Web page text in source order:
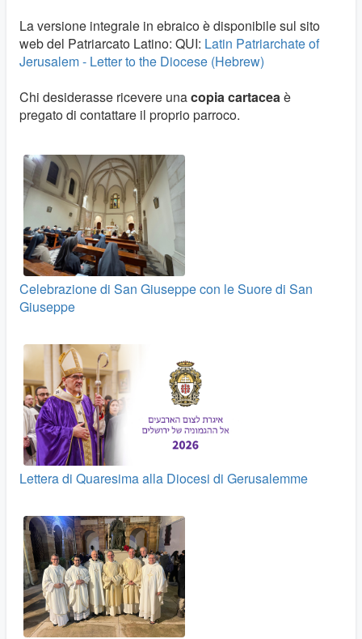
La versione integrale in ebraico è disponibile sul sito
web del Patriarcato Latino: QUI: Latin Patriarchate of
Jerusalem - Letter to the Diocese (Hebrew)
Chi desiderasse ricevere unacopia cartaceaè
pregato di contattare il proprio parroco.
Celebrazione di San Giuseppe con le Suore di San
Giuseppe
Lettera di Quaresima alla Diocesi di Gerusalemme